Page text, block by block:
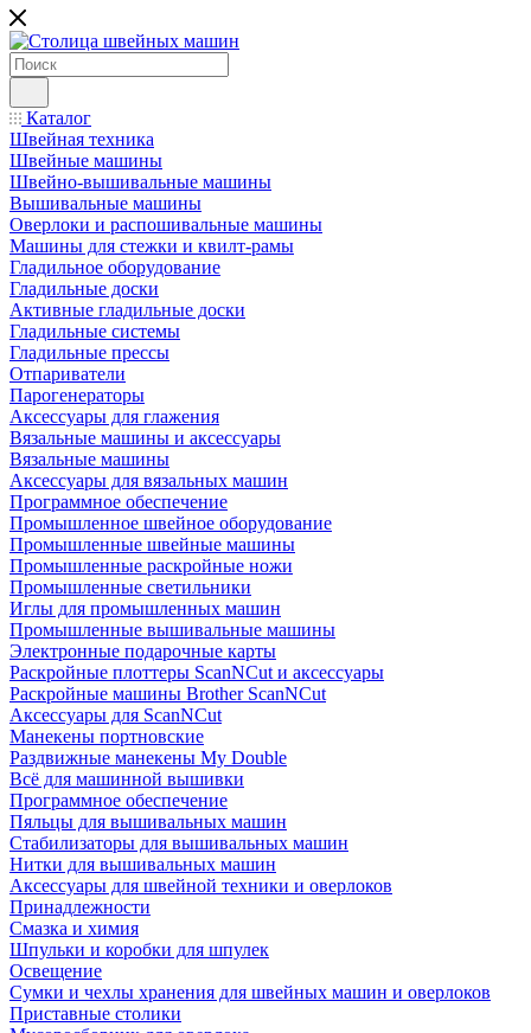
Каталог
Швейная техника
Швейные машины
Швейно-вышивальные машины
Вышивальные машины
Оверлоки и распошивальные машины
Машины для стежки и квилт-рамы
Гладильное оборудование
Гладильные доски
Активные гладильные доски
Гладильные системы
Гладильные прессы
Отпариватели
Парогенераторы
Аксессуары для глажения
Вязальные машины и аксессуары
Вязальные машины
Аксессуары для вязальных машин
Программное обеспечение
Промышленное швейное оборудование
Промышленные швейные машины
Промышленные раскройные ножи
Промышленные светильники
Иглы для промышленных машин
Промышленные вышивальные машины
Электронные подарочные карты
Раскройные плоттеры ScanNCut и аксессуары
Раскройные машины Brother ScanNCut
Аксессуары для ScanNCut
Манекены портновские
Раздвижные манекены My Double
Всё для машинной вышивки
Программное обеспечение
Пяльцы для вышивальных машин
Стабилизаторы для вышивальных машин
Нитки для вышивальных машин
Аксессуары для швейной техники и оверлоков
Принадлежности
Смазка и химия
Шпульки и коробки для шпулек
Освещение
Сумки и чехлы хранения для швейных машин и оверлоков
Приставные столики